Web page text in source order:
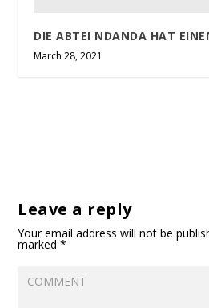
DIE ABTEI NDANDA HAT
March 28, 2021
Leave a reply
Your email address will not be
marked*